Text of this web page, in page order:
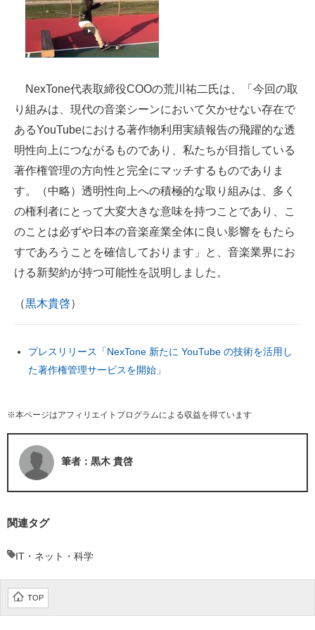
NexTone代表取締役COOの荒川祐二氏は、「今回の取
り組みは、現代の音楽シーンにおいて欠かせない存在で
あるYouTubeにおける著作物利用実績報告の飛躍的な透
明性向上につながるものであり、私たちが目指している
著作権管理の方向性と完全にマッチするものでありま
す。（中略）透明性向上への積極的な取り組みは、多く
の権利者にとって大変大きな意味を持つことであり、こ
のことは必ずや日本の音楽産業全体に良い影響をもたら
すであろうことを確信しております」と、音楽業界にお
ける新契約が持つ可能性を説明しました。
（黒木貴啓）
プレスリリース「NexTone 新たに YouTube の技術を活用し
た著作権管理サービスを開始」
※本ページはアフィリエイトプログラムによる収益を得ています
筆者：黒木 貴啓
関連タグ
IT・ネット・科学
TOP